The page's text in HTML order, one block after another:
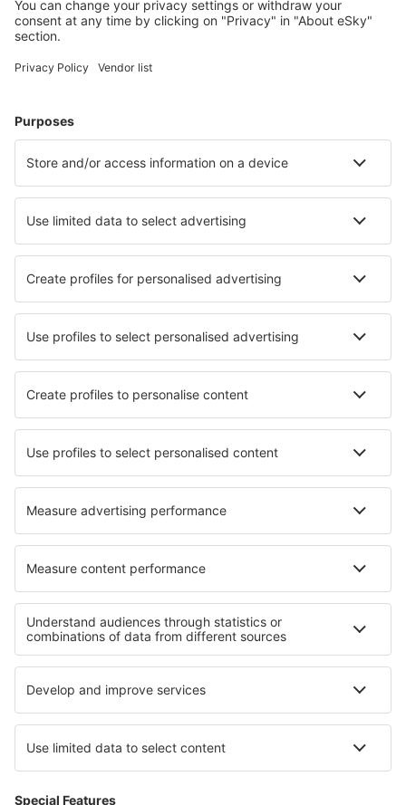
Alege din peste 1,3 mil. de opţiuni: hoteluri, cabane,
apartamente și altele.
Hoteluri în Algeria - Orașe populare
Hoteluri în Bejaia Hoteluri în Mostaganem
Hoteluri în Jijel Hoteluri în Oran
Hoteluri în Club des Pins Hoteluri în Tizi Ouzou
Hoteluri în Guemar
Cele mai bune hoteluri - orașe
Hoteluri în Caneva Hoteluri în Stendal
Hoteluri în El Roc De Sant Gaieta Hoteluri în Norge
Hoteluri în Coulandon Hoteluri în Delitzsch
Cele mai bune hoteluri - regiuni
Hoteluri la Parcul Național Etosha Hoteluri in Moravian Karst
Hoteluri in Abu Dhabi
Hoteluri in Rosario and San Bernardo Islands